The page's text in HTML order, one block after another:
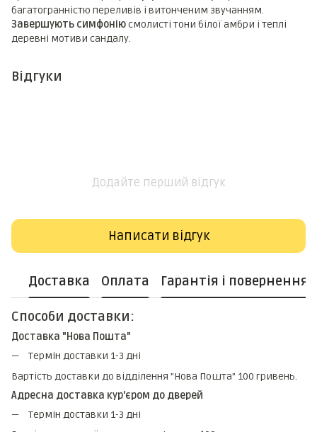
багатогранністю переливів і витонченим звучанням.
Завершують симфоніюсмолисті тони білої амбри і теплі
деревні мотиви сандалу.
Відгуки
Додайте перший відгук
Написати відгук
Доставка Оплата Гарантія і повернення
Способи доставки:
Доставка "Нова Пошта"
Термін доставки 1-3 дні
Вартість доставки до відділення "Нова Пошта" 100 гривень.
Адресна доставка кур'єром до дверей
Термін доставки 1-3 дні